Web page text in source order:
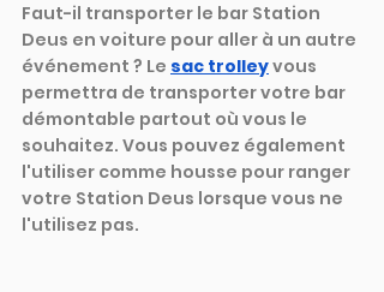
Faut-il transporter le bar Station
Deus en voiture pour aller à un autre
événement ? Le sac trolleyvous
permettra de transporter votre bar
démontable partout où vous le
souhaitez. Vous pouvez également
l'utiliser comme housse pour ranger
votre Station Deus lorsque vous ne
l'utilisez pas.